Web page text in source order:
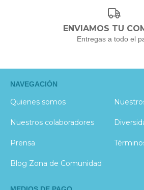
ENVIAMOS TU
Entregas a todo el
NAVEGACIÓN
Quienes somos
Nuestros colaboradores
Prensa
Blog Zona de Comunidad